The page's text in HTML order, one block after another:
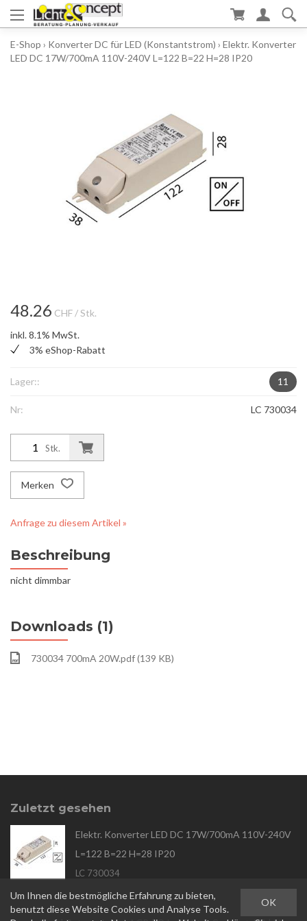
E-Shop › Konverter DC für LED (Konstantstrom) › Elektr. Konverter
LED DC 17W/700mA 110V-240V L=122 B=22 H=28 IP20
48.26 CHF / Stk.
inkl. 8.1% MwSt.
3% eShop-Rabatt
Lager:: 11
Nr: LC 730034
Stk.
Merken
Anfrage zu diesem Artikel »
Beschreibung
nicht dimmbar
Downloads (1)
730034 700mA 20W.pdf (139 KB)
Zuletzt gesehen
Elektr. Konverter LED DC 17W/700mA 110V-240V
L=122 B=22 H=28 IP20
LC 730034
OK
Um Ihnen die bestmögliche Erfahrung zu bieten,
benutzt diese Website Cookies und Analyse Tools.